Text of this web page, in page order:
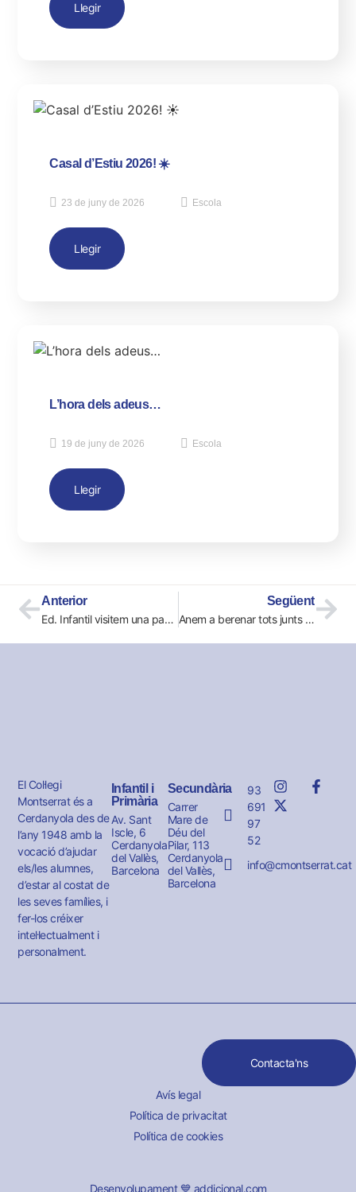
Llegir
Casal d’Estiu 2026! ☀️
23 de juny de 2026 Escola
Llegir
L’hora dels adeus…
19 de juny de 2026 Escola
Llegir
Anterior
Ed. Infantil visitem una pastisseria
Següent
Anem a berenar tots junts al pati
El Col·legi
Montserrat és a
Cerdanyola des de
l’any 1948 amb la
vocació d’ajudar
els/les alumnes,
d’estar al costat de
les seves famílies, i
fer-los créixer
intel·lectualment i
personalment.
Infantil i
Primària
Av. Sant
Iscle, 6
Cerdanyola
del Vallès,
Barcelona
Secundària
Carrer
Mare de
Déu del
Pilar, 113
Cerdanyola
del Vallès,
Barcelona
93
691
97
52
info@cmontserrat.cat
Contacta'ns
Avís legal
Política de privacitat
Política de cookies
Desenvolupament 💙 addicional.com